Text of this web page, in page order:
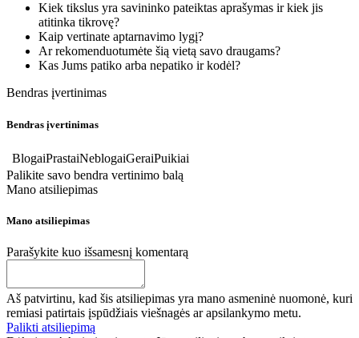
Kiek tikslus yra savininko pateiktas aprašymas ir kiek jis
atitinka tikrovę?
Kaip vertinate aptarnavimo lygį?
Ar rekomenduotumėte šią vietą savo draugams?
Kas Jums patiko arba nepatiko ir kodėl?
Bendras įvertinimas
Bendras įvertinimas
BlogaiPrastaiNeblogaiGeraiPuikiai
Palikite savo bendra vertinimo balą
Mano atsiliepimas
Mano atsiliepimas
Parašykite kuo išsamesnį komentarą
Aš patvirtinu, kad šis atsiliepimas yra mano asmeninė nuomonė, kuri
remiasi patirtais įspūdžiais viešnagės ar apsilankymo metu.
Palikti atsiliepimą